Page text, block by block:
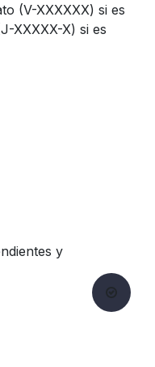
(V-XXXXXX) si es
XXXXX-X) si es
y